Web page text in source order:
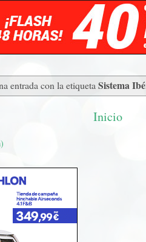
entrada con la etiquetaSistema
Inicio